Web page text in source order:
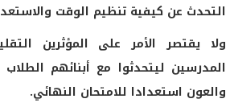
التحدث عن كيفية تنظيم الوقت
ولا يقتصر الأمر على المؤثرين
المدرسين ليتحدثوا مع أبنائهم
والعون استعدادا للامتحان النهائي.